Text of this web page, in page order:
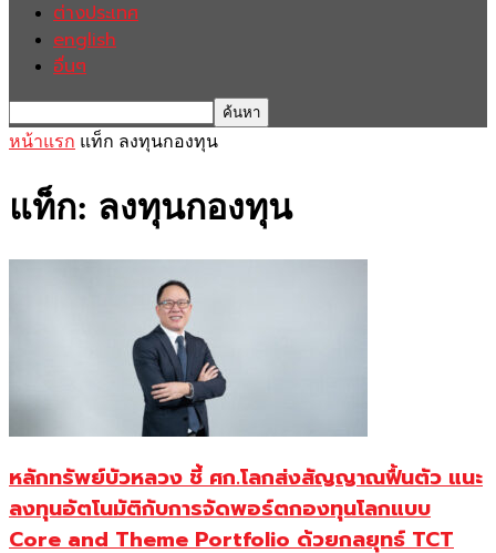
ต่างประเทศ
english
อื่นๆ
หน้าแรก แท็ก ลงทุนกองทุน
แท็ก: ลงทุนกองทุน
หลักทรัพย์บัวหลวง ชี้ ศก.โลกส่งสัญญาณฟื้นตัว แนะ
ลงทุนอัตโนมัติกับการจัดพอร์ตกองทุนโลกแบบ
Core and Theme Portfolio ด้วยกลยุทธ์ TCT